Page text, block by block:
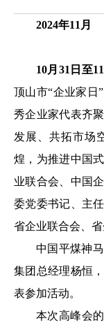
2024年11月
10月31日至
顶山市“企业家日
秀企业家代表齐
发展、共拓市场
煌，为推进中国
业联合会、中国
委党委书记、主
省企业联合会、
中国平煤神
集团总经理杨恒
表参加活动。
本次高峰会